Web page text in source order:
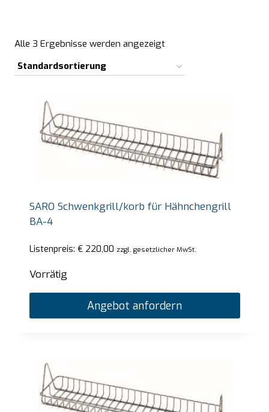
Alle 3 Ergebnisse werden angezeigt
SARO Schwenkgrill/korb für Hähnchengrill
BA-4
Listenpreis: €220,00 zzgl. gesetzlicher MwSt.
Vorrätig
Angebot anfordern